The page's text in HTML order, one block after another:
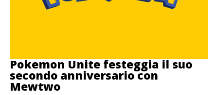
Pokemon Unite festeggia il suo
secondo anniversario con
Mewtwo